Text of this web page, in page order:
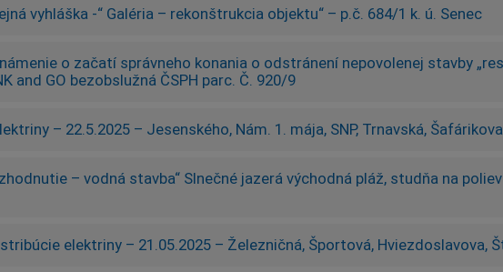
vyhláška -“ Galéria – rekonštrukcia objektu“ – p.č. 684/1 k. ú. Senec
o začatí správneho konania o odstránení nepovolenej stavby
and GO bezobslužná ČSPH parc. Č. 920/9
– 22.5.2025 – Jesenského, Nám. 1. mája, SNP, Trnavská, Šafárikova
– vodná stavba“ Slnečné jazerá východná pláž, studňa na
elektriny – 21.05.2025 – Železničná, Športová, Hviezdoslavova,